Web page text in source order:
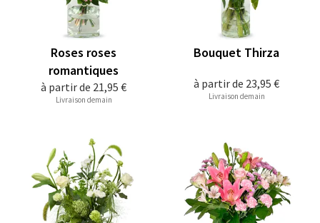
à partir de 21,95 €
Roses roses
romantiques
Livraison demain
à partir de 23,95 €
Bouquet Thirza
Livraison demain